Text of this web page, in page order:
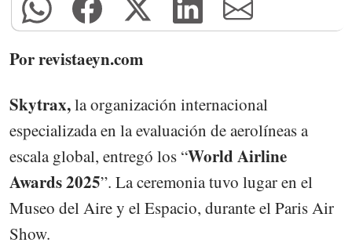
Por revistaeyn.com
Skytrax,la organización internacional
especializada en la evaluación de aerolíneas a
escala global, entregó los “World Airline
Awards 2025”. La ceremonia tuvo lugar en el
Museo del Aire y el Espacio, durante el Paris Air
Show.